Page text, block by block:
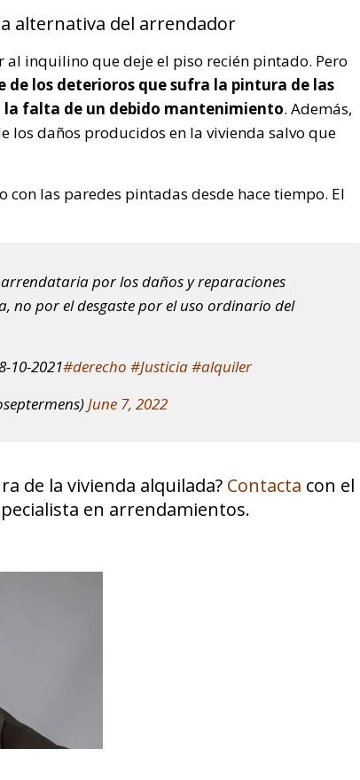
alternativa del arrendador
inquilino que deje el piso recién pintado. Pero
de los deterioros que sufra la pintura de las
la falta de un debido mantenimiento. Además,
los daños producidos en la vivienda salvo que
con las paredes pintadas desde hace tiempo. El
por los daños y reparaciones
no por el desgaste por el uso ordinario del
10-2021#derecho #Justicia#alquiler
June 7, 2022
de la vivienda alquilada? Contacta con el
en arrendamientos.